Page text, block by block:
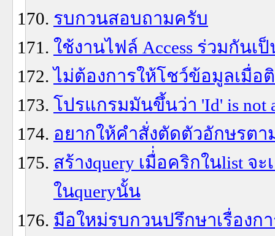
รบกวนสอบถามครับ
ใช้งานไฟล์ Access ร่วมกันเ
ไม่ต้องการให้โชว์ข้อมูลเมื่อ
โปรแกรมมันขึ้นว่า 'Id' is not
อยากให้คำสั่งตัดตัวอักษรตา
สร้างquery เมื่่อคริกในlist จ
ในqueryนั้น
มือใหม่รบกวนปรึกษาเรื่องก